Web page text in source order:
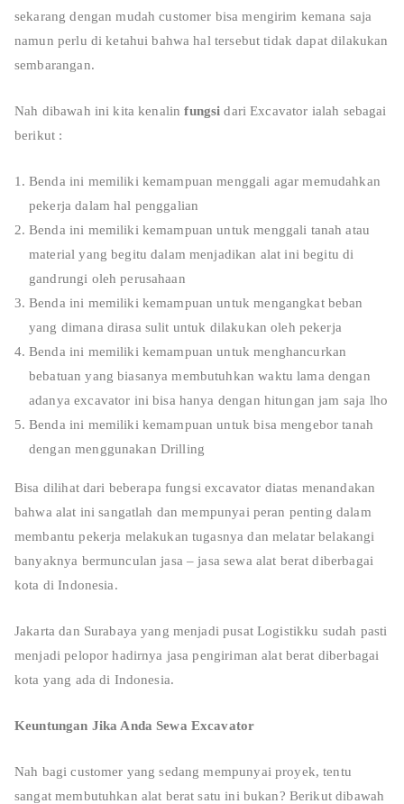
sekarang dengan mudah customer bisa mengirim kemana saja
namun perlu di ketahui bahwa hal tersebut tidak dapat dilakukan
sembarangan.
Nah dibawah ini kita kenalinfungsi dari Excavator ialah sebagai
berikut :
Benda ini memiliki kemampuan menggali agar memudahkan
pekerja dalam hal penggalian
Benda ini memiliki kemampuan untuk menggali tanah atau
material yang begitu dalam menjadikan alat ini begitu di
gandrungi oleh perusahaan
Benda ini memiliki kemampuan untuk mengangkat beban
yang dimana dirasa sulit untuk dilakukan oleh pekerja
Benda ini memiliki kemampuan untuk menghancurkan
bebatuan yang biasanya membutuhkan waktu lama dengan
adanya excavator ini bisa hanya dengan hitungan jam saja lho
Benda ini memiliki kemampuan untuk bisa mengebor tanah
dengan menggunakan Drilling
Bisa dilihat dari beberapa fungsi excavator diatas menandakan
bahwa alat ini sangatlah dan mempunyai peran penting dalam
membantu pekerja melakukan tugasnya dan melatar belakangi
banyaknya bermunculan jasa – jasa sewa alat berat diberbagai
kota di Indonesia.
Jakarta dan Surabaya yang menjadi pusat Logistikku sudah pasti
menjadi pelopor hadirnya jasa pengiriman alat berat diberbagai
kota yang ada di Indonesia.
Keuntungan Jika Anda Sewa Excavator
Nah bagi customer yang sedang mempunyai proyek, tentu
sangat membutuhkan alat berat satu ini bukan? Berikut dibawah